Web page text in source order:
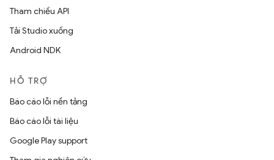
Tham chiếu API
Tải Studio xuống
Android NDK
HỖ TRỢ
Báo cáo lỗi nền tảng
Báo cáo lỗi tài liệu
Google Play support